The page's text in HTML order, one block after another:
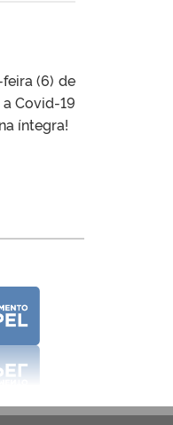
(6) de
Covid-19
íntegra!